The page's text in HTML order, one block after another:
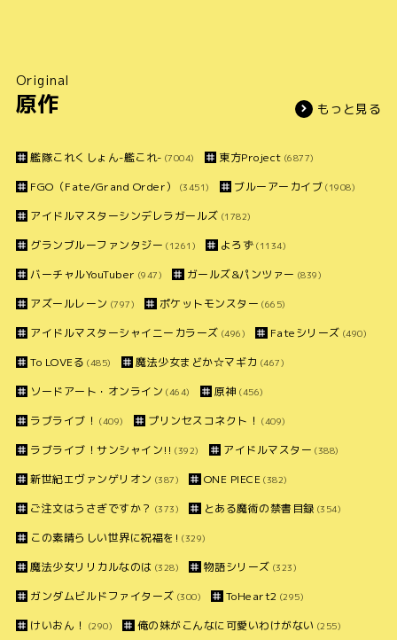
Original
原作 もっと見る
艦隊これくしょん-艦これ- (7004) 東方Project (6877)
FGO（Fate/Grand Order） (3451) ブルーアーカイブ (1908)
アイドルマスターシンデレラガールズ (1782)
グランブルーファンタジー (1261) よろず (1134)
バーチャルYouTuber (947) ガールズ&パンツァー (839)
アズールレーン (797) ポケットモンスター (665)
アイドルマスターシャイニーカラーズ (496) Fateシリーズ (490)
To LOVEる (485) 魔法少女まどか☆マギカ (467)
ソードアート・オンライン (464) 原神 (456)
ラブライブ！ (409) プリンセスコネクト！ (409)
ラブライブ！サンシャイン!! (392) アイドルマスター (388)
新世紀エヴァンゲリオン (387) ONE PIECE (382)
ご注文はうさぎですか？ (373) とある魔術の禁書目録 (354)
この素晴らしい世界に祝福を! (329)
魔法少女リリカルなのは (328) 物語シリーズ (323)
ガンダムビルドファイターズ (300) ToHeart2 (295)
けいおん！ (290) 俺の妹がこんなに可愛いわけがない (255)